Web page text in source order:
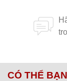
CÓ THỂ